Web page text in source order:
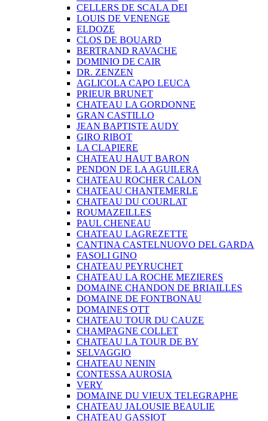
CELLERS DE SCALA DEI
LOUIS DE VENENGE
ELDOZE
CLOS DE BOUARD
BERTRAND RAVACHE
DOMINIO DE CAIR
DR. ZENZEN
AGLICOLA CAPO LEUCA
PRIEUR BRUNET
CHATEAU LA GORDONNE
GRAN CASTILLO
JEAN BAPTISTE AUDY
GIRO RIBOT
LA CLAPIERE
CHATEAU HAUT BARON
PENDON DE LA AGUILERA
CHATEAU ROCHER CALON
CHATEAU CHANTEMERLE
CHATEAU DU COURLAT
ROUMAZEILLES
PAUL CHENEAU
CHATEAU LAGREZETTE
CANTINA CASTELNUOVO DEL GARDA
FASOLI GINO
CHATEAU PEYRUCHET
CHATEAU LA ROCHE MEZIERES
DOMAINE CHANDON DE BRIAILLES
DOMAINE DE FONTBONAU
DOMAINES OTT
CHATEAU TOUR DU CAUZE
CHAMPAGNE COLLET
CHATEAU LA TOUR DE BY
SELVAGGIO
CHATEAU NENIN
CONTESSA AUROSIA
VERY
DOMAINE DU VIEUX TELEGRAPHE
CHATEAU JALOUSIE BEAULIE
CHATEAU GASSIOT